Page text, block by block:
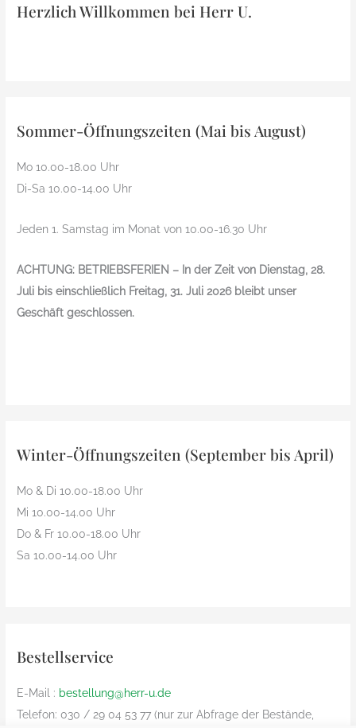
Herzlich Willkommen bei Herr U.
Sommer-Öffnungszeiten (Mai bis August)
Mo 10.00-18.00 Uhr
Di-Sa 10.00-14.00 Uhr
Jeden 1. Samstag im Monat von 10.00-16.30 Uhr
ACHTUNG: BETRIEBSFERIEN – In der Zeit von Dienstag, 28.
Juli bis einschließlich Freitag, 31. Juli 2026 bleibt unser
Geschäft geschlossen.
Winter-Öffnungszeiten (September bis April)
Mo & Di 10.00-18.00 Uhr
Mi 10.00-14.00 Uhr
Do & Fr 10.00-18.00 Uhr
Sa 10.00-14.00 Uhr
Bestellservice
E-Mail : bestellung@herr-u.de
Telefon: 030 / 29 04 53 77 (nur zur Abfrage der Bestände,